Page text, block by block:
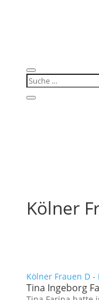
Kölner
Kölner Frauen D -
Tina Ingeborg